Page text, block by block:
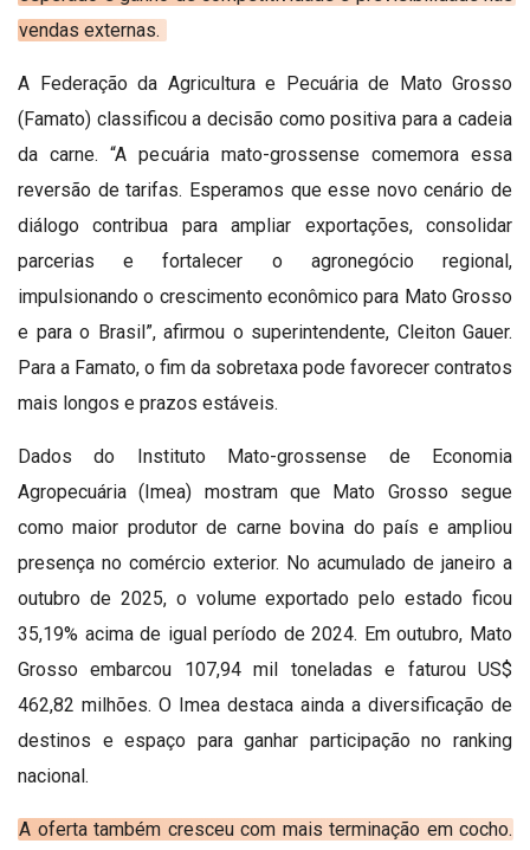
vendas externas.
A Federação da Agricultura e Pecuária de Mato Grosso
(Famato) classificou a decisão como positiva para a cadeia
da carne. “A pecuária mato-grossense comemora essa
reversão de tarifas. Esperamos que esse novo cenário de
diálogo contribua para ampliar exportações, consolidar
parcerias e fortalecer o agronegócio regional,
impulsionando o crescimento econômico para Mato Grosso
e para o Brasil”, afirmou o superintendente, Cleiton Gauer.
Para a Famato, o fim da sobretaxa pode favorecer contratos
mais longos e prazos estáveis.
Dados do Instituto Mato-grossense de Economia
Agropecuária (Imea) mostram que Mato Grosso segue
como maior produtor de carne bovina do país e ampliou
presença no comércio exterior. No acumulado de janeiro a
outubro de 2025, o volume exportado pelo estado ficou
35,19% acima de igual período de 2024. Em outubro, Mato
Grosso embarcou 107,94 mil toneladas e faturou US$
462,82 milhões. O Imea destaca ainda a diversificação de
destinos e espaço para ganhar participação no ranking
nacional.
A oferta também cresceu com mais terminação em cocho.